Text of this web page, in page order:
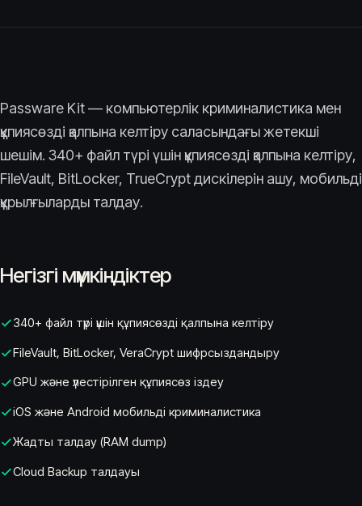
Passware Kit — компьютерлік криминалистика мен
құпиясөзді қалпына келтіру саласындағы жетекші
шешім. 340+ файл түрі үшін құпиясөзді қалпына келтіру,
FileVault, BitLocker, TrueCrypt дискілерін ашу, мобильді
құрылғыларды талдау.
Негізгі мүмкіндіктер
340+ файл түрі үшін құпиясөзді қалпына келтіру
FileVault, BitLocker, VeraCrypt шифрсыздандыру
GPU және үлестірілген құпиясөз іздеу
iOS және Android мобильді криминалистика
Жадты талдау (RAM dump)
Cloud Backup талдауы